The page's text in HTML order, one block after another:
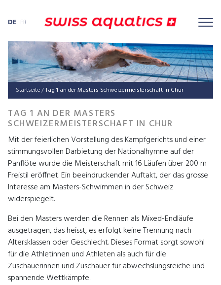
DE FR
Startseite/Tag 1 an der Masters Schweizermeisterschaft in Chur
TAG 1 AN DER MASTERS
SCHWEIZERMEISTERSCHAFT IN CHUR
Mit der feierlichen Vorstellung des Kampfgerichts und einer
stimmungsvollen Darbietung der Nationalhymne auf der
Panflöte wurde die Meisterschaft mit 16 Läufen über 200 m
Freistil eröffnet. Ein beeindruckender Auftakt, der das grosse
Interesse am Masters-Schwimmen in der Schweiz
widerspiegelt.
Bei den Masters werden die Rennen als Mixed-Endläufe
ausgetragen, das heisst, es erfolgt keine Trennung nach
Altersklassen oder Geschlecht. Dieses Format sorgt sowohl
für die Athletinnen und Athleten als auch für die
Zuschauerinnen und Zuschauer für abwechslungsreiche und
spannende Wettkämpfe.